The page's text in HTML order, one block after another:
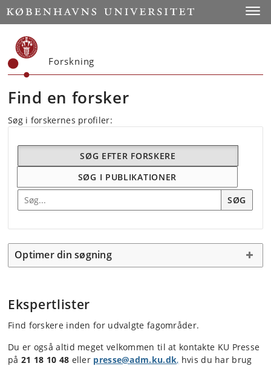
Start
Forskning
Find en forsker
Søg i forskernes profiler:
SØG EFTER FORSKERE
SØG I PUBLIKATIONER
Søg efter forskning
SØG
Optimer din søgning
Ekspertlister
Find forskere inden for udvalgte fagområder.
Du er også altid meget velkommen til at kontakte KU Presse
på 21 18 10 48 eller presse@adm.ku.dk, hvis du har brug